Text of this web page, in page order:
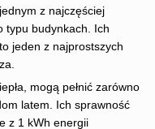
z najczęściej
typu budynkach. Ich
jeden z najprostszych
mogą pełnić zarówno
latem. Ich sprawność
z 1 kWh energii